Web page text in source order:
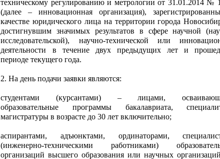
техническому регулированию и метрологии от 31.01.2014 №
(далее – инновационная организация),
качестве юридического лица на территории города
достигнувшим значимых результатов в сфере научной
исследовательской), научно-технической или
деятельности в течение двух предыдущих лет и
периоде текущего года.
2. На день подачи заявки являются:
студентами (курсантами) – лицами,
образовательные программы бакалавриата,
магистратуры в возрасте до 30 лет включительно;
аспирантами, адъюнктами, ординаторами,
(инженерно-техническими работниками)
организаций высшего образования или научных